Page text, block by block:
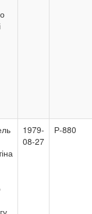
1979-
08-27
Р-880